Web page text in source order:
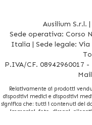
Ausilium S.r.l.
Sede operativa: Corso
Italia | Sede legale:
P.IVA/CF. 08942960017 -
Mail
Relativamente ai prodotti
dispositivi medici e dispositivi
significa che: tutti i contenuti del
immagini, foto, disegni,